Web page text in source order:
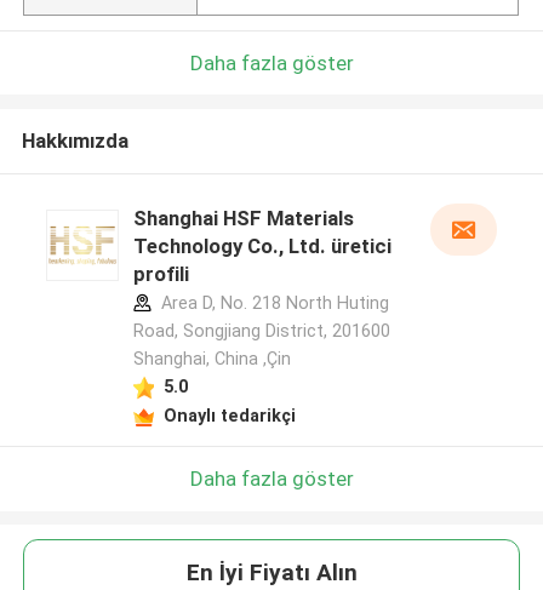
Daha fazla göster
Hakkımızda
Shanghai HSF Materials
Technology Co., Ltd. üretici
profili
Area D, No. 218 North Huting
Road, Songjiang District, 201600
Shanghai, China ,Çin
5.0
Onaylı tedarikçi
Daha fazla göster
En İyi Fiyatı Alın